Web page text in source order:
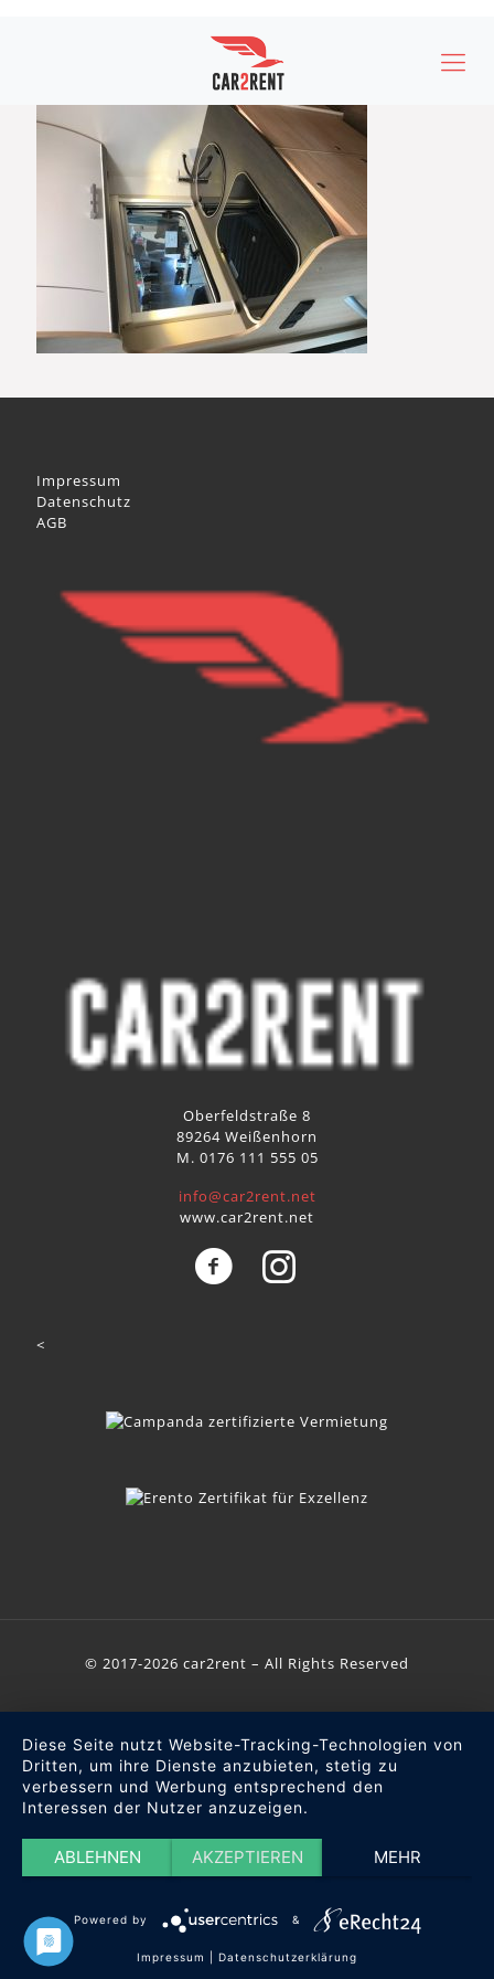
Impressum
Datenschutz
AGB
Oberfeldstraße 8
89264 Weißenhorn
M. 0176 111 555 05
info@car2rent.net
www.car2rent.net
<
© 2017-2026 car2rent – All Rights Reserved
Diese Seite nutzt Website-Tracking-Technologien von
Dritten, um ihre Dienste anzubieten, stetig zu
verbessern und Werbung entsprechend den
Interessen der Nutzer anzuzeigen.
ABLEHNEN AKZEPTIEREN MEHR
Powered by &
Impressum Datenschutzerklärung